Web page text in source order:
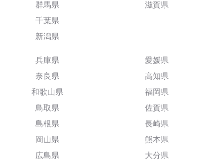
群馬県
千葉県
新潟県
滋賀県
兵庫県
奈良県
和歌山県
鳥取県
島根県
岡山県
広島県
愛媛県
高知県
福岡県
佐賀県
長崎県
熊本県
大分県